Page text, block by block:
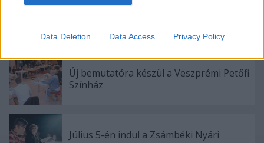
related to personalization.
I want to allow Google to enable storage
related to security, including authentication
functionality and fraud prevention, and other
Data Deletion Data Access Privacy Policy
Bartók dallamok jazz-zenekarral és
Új bemutatóra készül a Veszprémi Petőfi
Színház
Július 5-én indul a Zsámbéki Nyári